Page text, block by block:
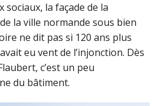
sociaux, la façade de la
la ville normande sous bien
ne dit pas si 120 ans plus
eu vent de l’injonction. Dès
c’est un peu
du bâtiment.